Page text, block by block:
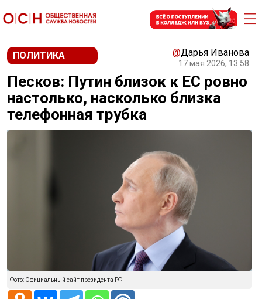
ПОЛИТИКА @Дарья Иванова
17 мая 2026, 13:58
Песков: Путин близок к ЕС ровно
настолько, насколько близка
телефонная трубка
Фото: Официальный сайт президента РФ